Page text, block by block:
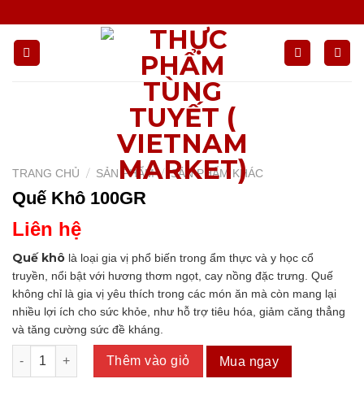
dung
TRANG CHỦ / SẢN PHẨM / SẢN PHẨM KHÁC
Quế Khô 100GR
Liên hệ
Quế khô là loại gia vị phổ biến trong ẩm thực và y học cổ
truyền, nổi bật với hương thơm ngọt, cay nồng đặc trưng. Quế
không chỉ là gia vị yêu thích trong các món ăn mà còn mang lại
nhiều lợi ích cho sức khỏe, như hỗ trợ tiêu hóa, giảm căng thẳng
và tăng cường sức đề kháng.
Quế Khô 100GR số lượng
Thêm vào giỏ Mua ngay